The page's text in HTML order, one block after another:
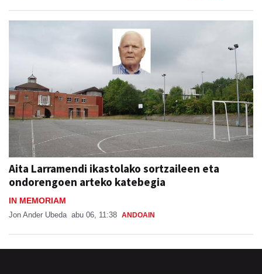
Aita Larramendi ikastolako sortzaileen eta
ondorengoen arteko katebegia
IN MEMORIAM
Jon Ander Ubeda abu 06, 11:38 ANDOAIN